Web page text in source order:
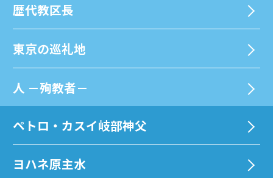
歴代教区⻑
東京の巡礼地
⼈ －殉教者－
ペトロ・カスイ岐部神父
ヨハネ原主水